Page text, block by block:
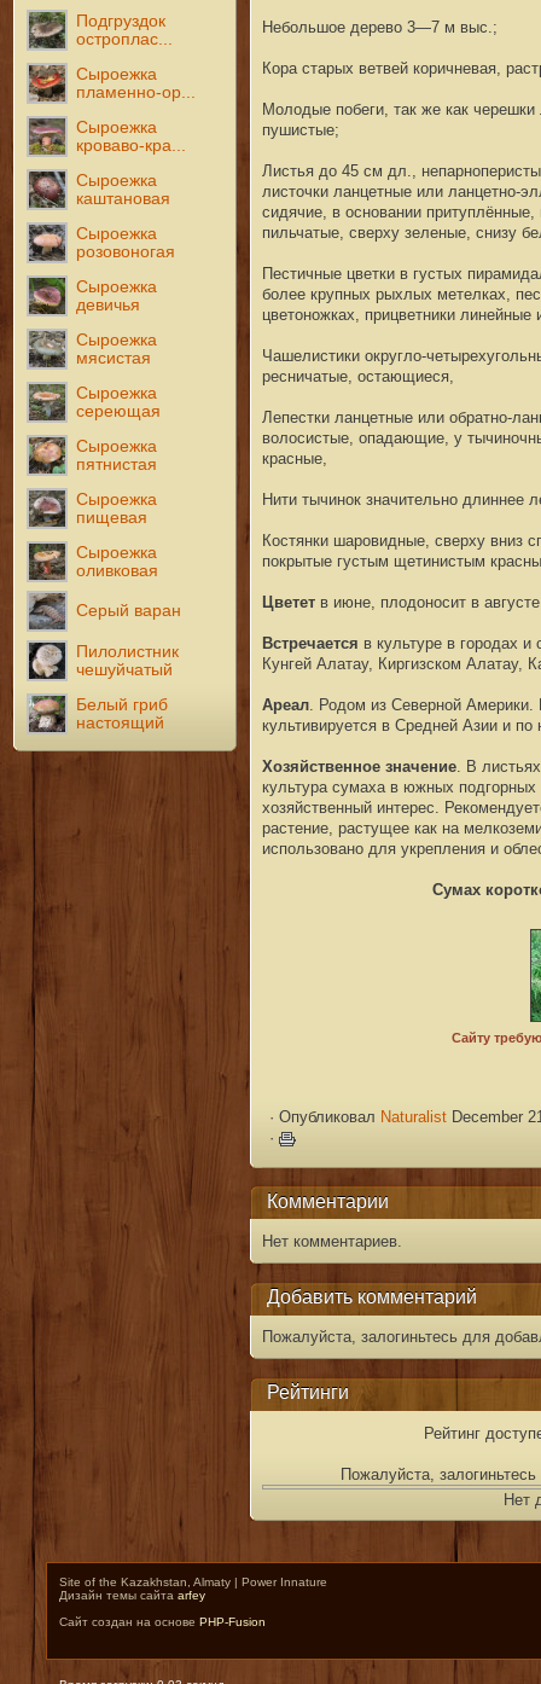
Подгруздок
остроплас...
Сыроежка
пламенно-ор...
Сыроежка
кроваво-кра...
Сыроежка
каштановая
Сыроежка
розовоногая
Сыроежка
девичья
Сыроежка
мясистая
Сыроежка
сереющая
Сыроежка
пятнистая
Сыроежка
пищевая
Сыроежка
оливковая
Серый варан
Пилолистник
чешуйчатый
Белый гриб
настоящий
Небольшое дерево 3—7 м выс.;
Кора старых ветвей коричневая,
Молодые побеги, так же как черешки
пушистые;
Листья до 45 см дл.,
листочки ланцетные или
сидячие, в основании
пильчатые, сверху зеленые, снизу
Пестичные цветки в густых
более крупных рыхлых метелках,
цветоножках, прицветники линейные
Чашелистики округло-
ресничатые, остающиеся,
Лепестки ланцетные или обратно-
волосистые, опадающие, у
красные,
Нити тычинок значительно длиннее
Костянки шаровидные, сверху
покрытые густым щетинистым
Цветет в июне, плодоносит в
Встречается в культуре в городах
Кунгей Алатау, Киргизском Алатау,
Ареал. Родом из Северной
культивируется в Средней Азии и по
Хозяйственное значение. В
культура сумаха в южных
хозяйственный интерес.
растение, растущее как на
использовано для укрепления и
Сумах
· Опубликовал Naturalist December
·
Комментарии
Нет комментариев.
Добавить комментарий
Пожалуйста, залогиньтесь для
Рейтинги
Рейтинг
Пожалуйста,
Нет
Site of the Kazakhstan, Almaty | Power Innature
Дизайн темы сайта arfey
Сайт создан на основе PHP-Fusion